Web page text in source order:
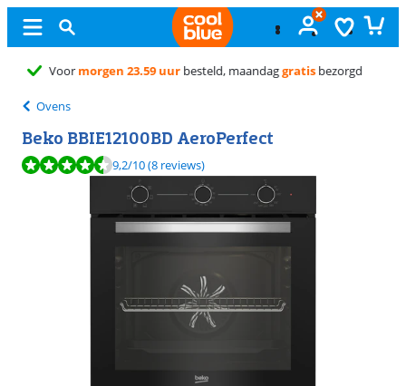
Gratisruilen
Ovens
Beko BBIE12100BD AeroPerfect
Beoordeling is 9,2 van de 10, gebaseerd op 8 reviews.
9,2/10(8 reviews)